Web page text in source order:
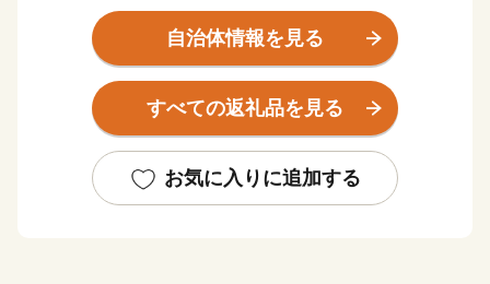
いまに残すまちです。
国の重要伝統的建造物群保存地区に選定された町並み
と瀬戸内海に浮
かぶ大久野島には多くの観光客が訪れます。
原市」をテーマに
活力あるまちづくりを推進していますので、皆さまの応
自治体情報を見る
すべての返礼品を見る
お気に入りに追加する